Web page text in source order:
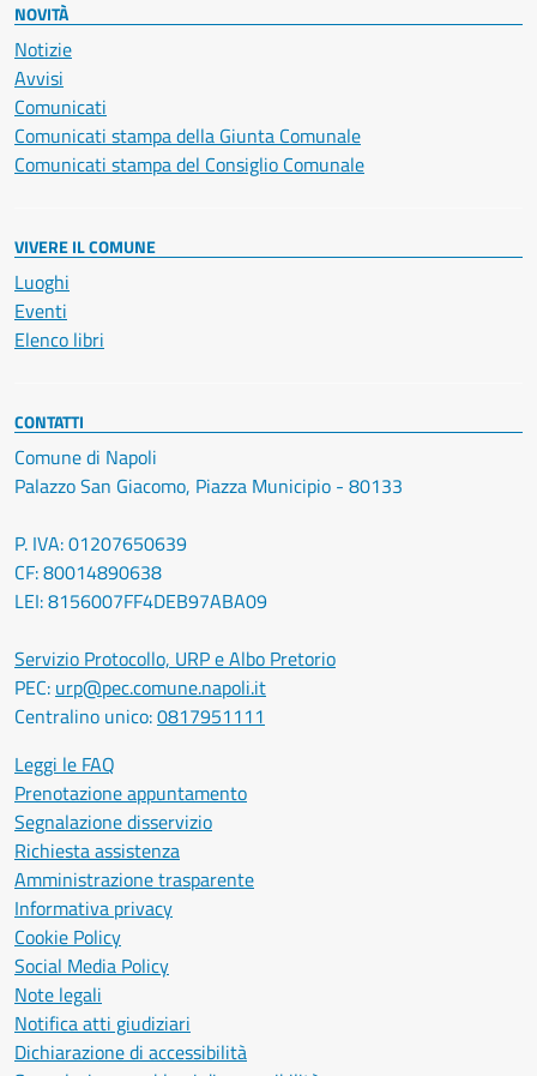
NOVITÀ
Notizie
Avvisi
Comunicati
Comunicati stampa della Giunta Comunale
Comunicati stampa del Consiglio Comunale
VIVERE IL COMUNE
Luoghi
Eventi
Elenco libri
CONTATTI
Comune di Napoli
Palazzo San Giacomo, Piazza Municipio - 80133
P. IVA: 01207650639
CF: 80014890638
LEI: 8156007FF4DEB97ABA09
Servizio Protocollo, URP e Albo Pretorio
PEC: urp@pec.comune.napoli.it
Centralino unico:0817951111
Leggi le FAQ
Prenotazione appuntamento
Segnalazione disservizio
Richiesta assistenza
Amministrazione trasparente
Informativa privacy
Cookie Policy
Social Media Policy
Note legali
Notifica atti giudiziari
Dichiarazione di accessibilità